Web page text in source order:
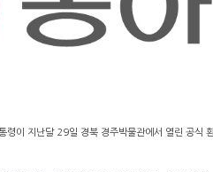
령이 지난달 29일 경북 경주박물관에서 열린 공식